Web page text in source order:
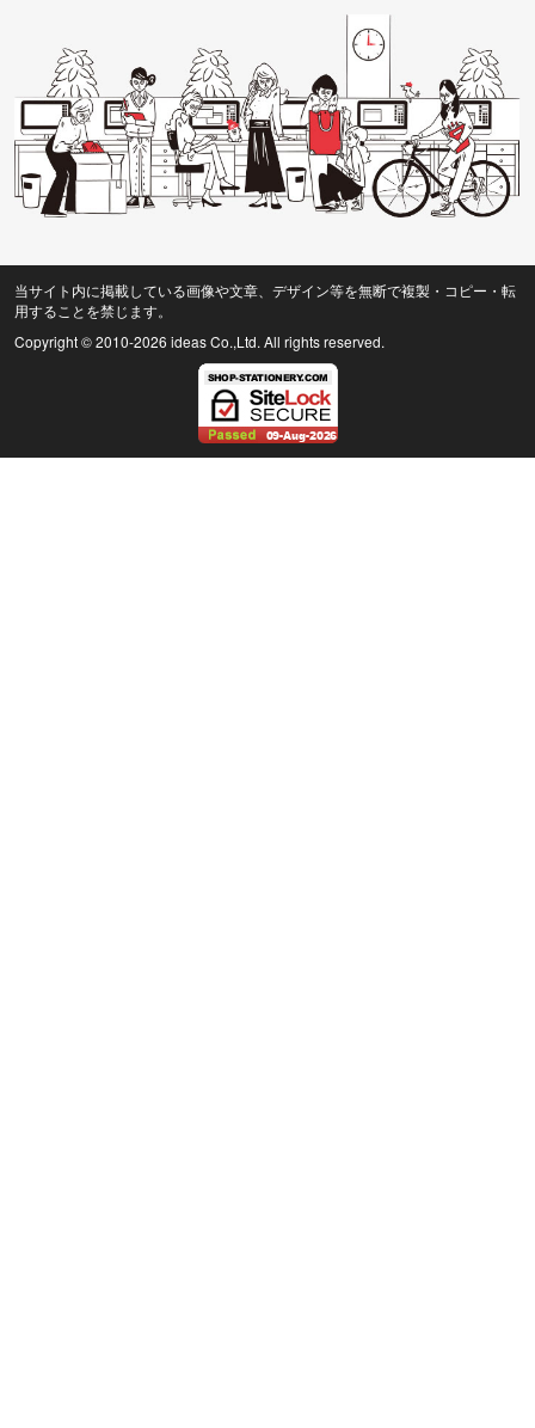
当サイト内に掲載している画像や文章、デザイン等を無断で複製・コピー・転
用することを禁じます。
Copyright © 2010-2026 ideas Co.,Ltd. All rights reserved.